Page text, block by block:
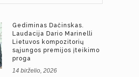
Gediminas Dačinskas.
Laudacija Dario Marinelli
Lietuvos kompozitorių
sąjungos premijos įteikimo
proga
14 birželio, 2026